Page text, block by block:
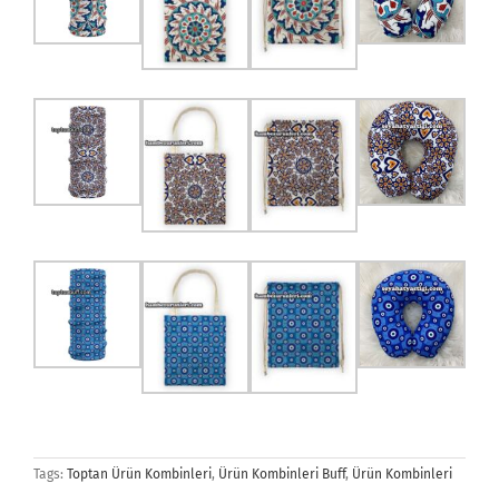
Tags: Toptan Ürün Kombinleri, Ürün Kombinleri Buff, Ürün Kombinleri